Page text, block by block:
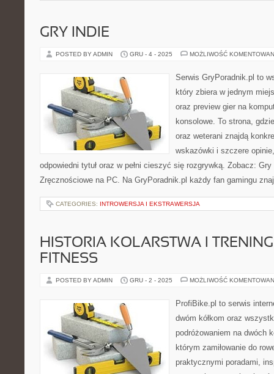
GRY INDIE
POSTED BY ADMIN GRU - 4 - 2025 MOŻLIWOŚĆ
Serwis GryPoradnik.pl to
który zbiera w jednym
oraz preview gier na
konsolowe. To strona,
oraz weterani znajdą
wskazówki i szczere
odpowiedni tytuł oraz w pełni cieszyć się rozgrywką. Zobacz:
Zręcznościowe na PC. Na GryPoradnik.pl każdy fan gamingu
CATEGORIES: INTROWERSJA I EKSTRAWERSJA
HISTORIA KOLARSTWA I
FITNESS
POSTED BY ADMIN GRU - 2 - 2025 MOŻLIWOŚĆ
ProfiBike.pl to serwis
dwóm kółkom oraz
podróżowaniem na dwóch
którym zamiłowanie do
praktycznymi poradami,